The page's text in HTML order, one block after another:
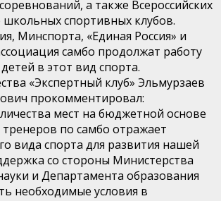
а также Всероссийских
спортивных клубов.
Минспорта, «Единая Россия» и
самбо продолжат работу
в этот вид спорта.
«Экспертный клуб» Эльмурзаев
прокомментировал:
мест на бюджетной основе
по самбо отражает
вида спорта для развития нашей
со стороны Министерства
и Департамента образования
необходимые условия в